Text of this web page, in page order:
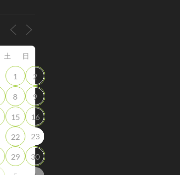
土 日
1 2
8 9
15 16
22 23
29 30